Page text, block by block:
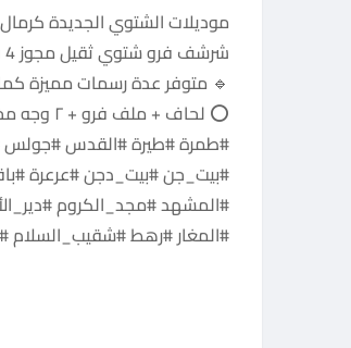
موديلات الشتوي الجديدة
شرشف فرو شتوي ثقيل مجوز 4 قطع (مع ملف فرو) 🙂 🙂
🔹 متوفر عدة رسمات مميزة
⭕ لحاف + ملف فرو + ٢ وجه مخدة.
#طمرة #طيرة #القدس #جولس
#بيت_جن #بيت_دجن #عرعرة
#المشهد #مجد_الكروم
#المغار #رهط #شقيب_السلام